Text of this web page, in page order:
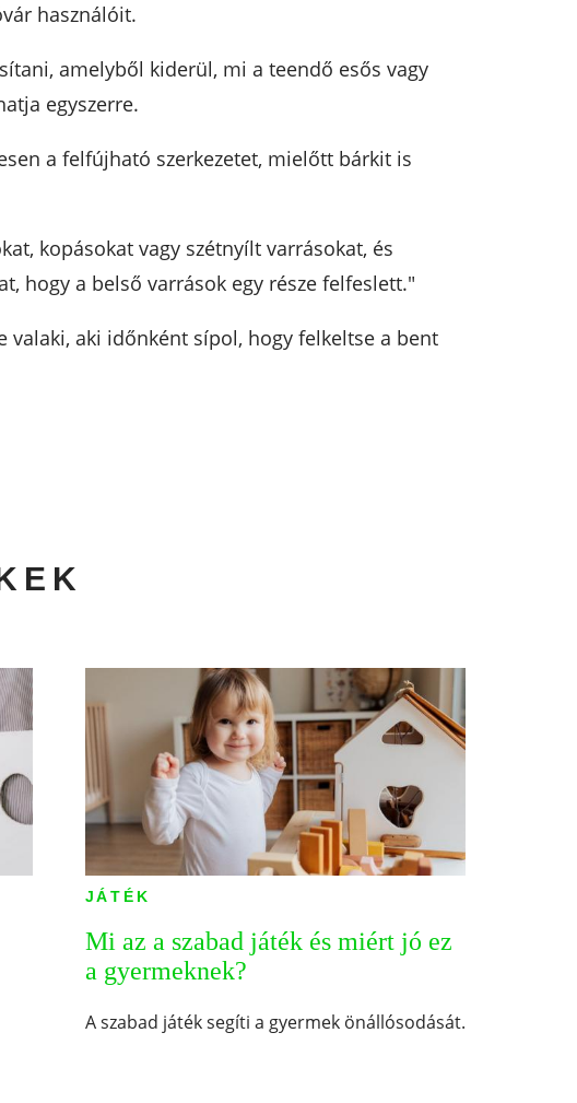
használóit.
amelyből kiderül, mi a teendő esős vagy
egyszerre.
a felfújható szerkezetet, mielőtt bárkit is
kopásokat vagy szétnyílt varrásokat, és
hogy a belső varrások egy része felfeslett."
aki időnként sípol, hogy felkeltse a bent
JÁTÉK
Mi az a szabad játék és miért jó ez
a gyermeknek?
A szabad játék segíti a gyermek önállósodását.